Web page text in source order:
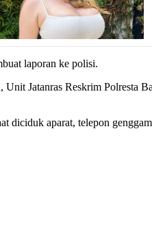
laporan ke polisi.
Jatanras Reskrim Polresta
diciduk aparat, telepon